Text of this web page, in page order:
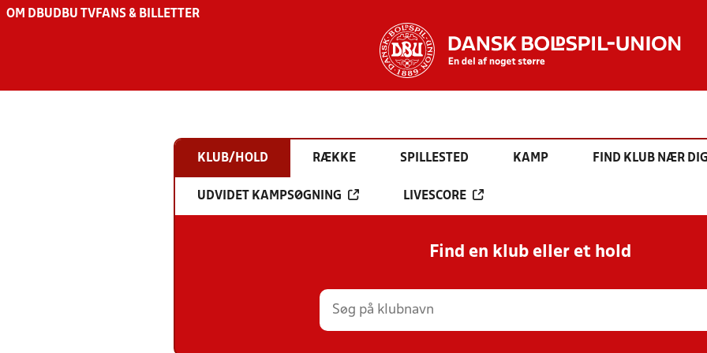
OM DBU DBU TV FANS & BILLETTER
KLUB/HOLD RÆKKE SPILLESTED KAMP FIND KLUB NÆR
UDVIDET KAMPSØGNING LIVESCORE
Find en klub eller et hold